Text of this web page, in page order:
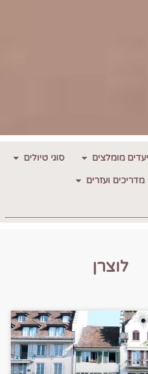
מומלצים סוגי טיולים
מדריכים ועזרים
לוצרן